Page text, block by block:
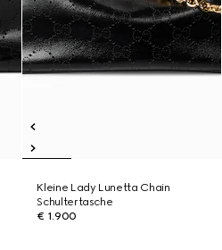
Kleine Lady Lunetta Chain
Schultertasche
€ 1.900